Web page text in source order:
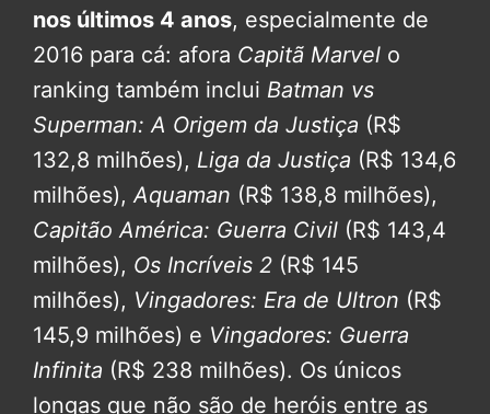
nos últimos 4 anos, especialmente de
2016 para cá: afora Capitã Marvel o
ranking também inclui Batman vs
Superman: A Origem da Justiça (R$
132,8 milhões), Liga da Justiça (R$ 134,6
milhões),Aquaman (R$ 138,8 milhões),
Capitão América: Guerra Civil (R$ 143,4
milhões), Os Incríveis 2 (R$ 145
milhões), Vingadores: Era de Ultron (R$
145,9 milhões) e Vingadores: Guerra
Infinita (R$ 238 milhões). Os únicos
longas que não são de heróis entre as